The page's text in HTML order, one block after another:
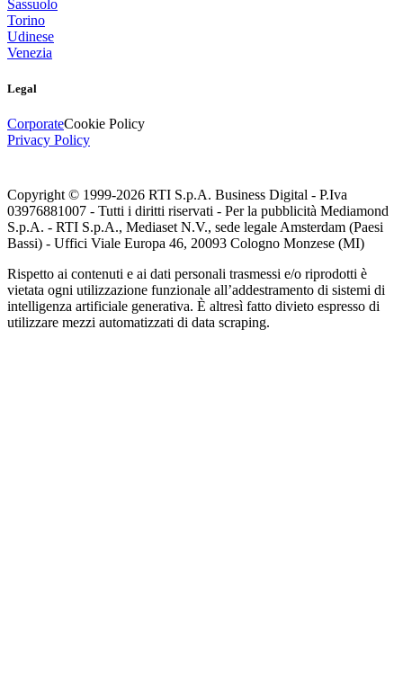
Sassuolo
Torino
Udinese
Venezia
Legal
CorporateCookie Policy
Privacy Policy
Copyright © 1999-2026 RTI S.p.A. Business Digital - P.Iva
03976881007 - Tutti i diritti riservati - Per la pubblicità Mediamond
S.p.A. - RTI S.p.A., Mediaset N.V., sede legale Amsterdam (Paesi
Bassi) - Uffici Viale Europa 46, 20093 Cologno Monzese (MI)
Rispetto ai contenuti e ai dati personali trasmessi e/o riprodotti è
vietata ogni utilizzazione funzionale all’addestramento di sistemi di
intelligenza artificiale generativa. È altresì fatto divieto espresso di
utilizzare mezzi automatizzati di data scraping.